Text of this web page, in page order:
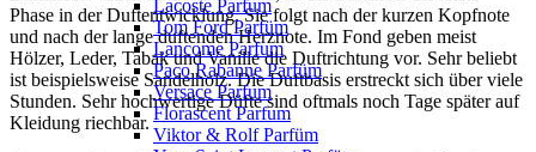
Lacoste Parfum
Tom Ford Parfüm
Lancome Parfum
Paco Rabanne Parfüm
Versace Parfum
Florascent Parfum
Viktor & Rolf Parfüm
Phase in der Duftentwicklung. Sie folgt nach der kurzen Kopfnote
und nach der lange duftenden Herznote. Im Fond geben meist
Hölzer, Leder, Tabak und Vanille die Duftrichtung vor. Sehr beliebt
ist beispielsweise Sandelholz. Die Duftbasis erstreckt sich über viele
Stunden. Sehr hochwertige Düfte sind oftmals noch Tage später auf
Kleidung riechbar.